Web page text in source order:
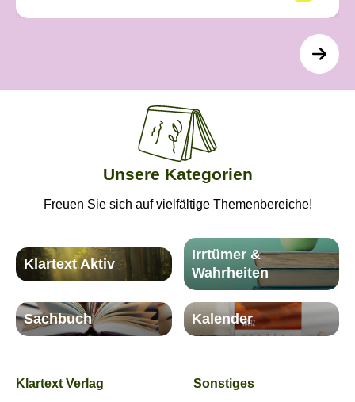
Unsere Kategorien
Freuen Sie sich auf vielfältige Themenbereiche!
Klartext Aktiv
Irrtümer &
Wahrheiten
Sachbuch Kalender
Klartext Verlag Sonstiges